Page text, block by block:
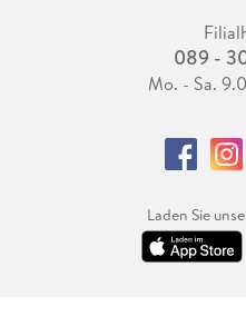
089 -
Mo. - Sa.
Laden Sie